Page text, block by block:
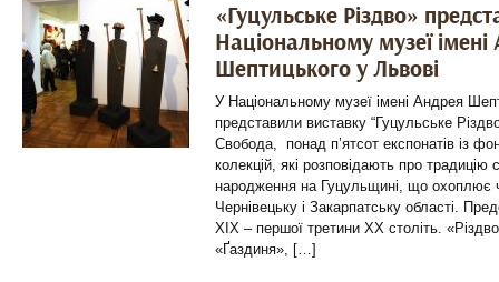
«Гуцульське Різдво»
Національному музеї імені
Шептицького у Львові
У Національному музеї імені Андрея
представили виставку “Гуцульське
Свобода, понад п’ятсот експонатів із
колекцій, які розповідають про традицію
народження на Гуцульщині, що охоплює
Чернівецьку і Закарпатську області.
ХІХ – першої третини ХХ століть.
«Ґаздиня», […]